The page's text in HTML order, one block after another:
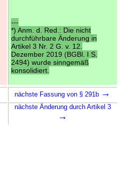
---
*) Anm. d. Red.: Die nicht
durchführbare Änderung in
Artikel 3 Nr. 2 G. v. 12.
Dezember 2019 (BGBl. I S.
2494) wurde sinngemäß
konsolidiert.
nächste Fassung von § 291b →
nächste Änderung durch Artikel 3
→